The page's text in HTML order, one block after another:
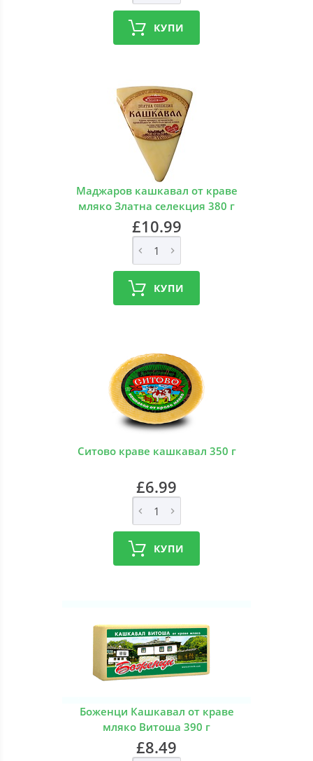
КУПИ
Маджаров кашкавал от краве
мляко Златна селекция 380 г
£10.99
КУПИ
Ситово краве кашкавал 350 г
£6.99
КУПИ
Боженци Кашкавал от краве
мляко Витоша 390 г
£8.49